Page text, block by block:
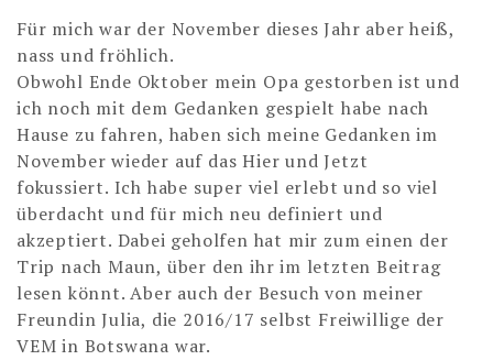
Für mich war der November dieses Jahr aber heiß,
nass und fröhlich.
Obwohl Ende Oktober mein Opa gestorben ist und
ich noch mit dem Gedanken gespielt habe nach
Hause zu fahren, haben sich meine Gedanken im
November wieder auf das Hier und Jetzt
fokussiert. Ich habe super viel erlebt und so viel
überdacht und für mich neu definiert und
akzeptiert. Dabei geholfen hat mir zum einen der
Trip nach Maun, über den ihr im letzten Beitrag
lesen könnt. Aber auch der Besuch von meiner
Freundin Julia, die 2016/17 selbst Freiwillige der
VEM in Botswana war.